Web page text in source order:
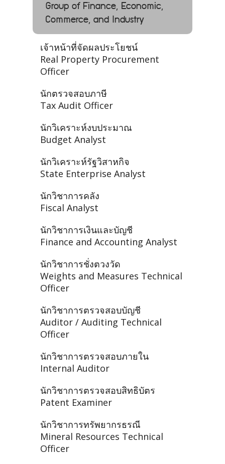
Group of Finance, Economic,
Commerce, and Industry
เจ้าหน้าที่จัดผลประโยชน์
Real Property Procurement
Officer
นักตรวจสอบภาษี
Tax Audit Officer
นักวิเคราะห์งบประมาณ
Budget Analyst
นักวิเคราะห์รัฐวิสาหกิจ
State Enterprise Analyst
นักวิชาการคลัง
Fiscal Analyst
นักวิชาการเงินและบัญชี
Finance and Accounting Analyst
นักวิชาการชั่งตวงวัด
Weights and Measures Technical
Officer
นักวิชาการตรวจสอบบัญชี
Auditor / Auditing Technical
Officer
นักวิชาการตรวจสอบภายใน
Internal Auditor
นักวิชาการตรวจสอบสิทธิบัตร
Patent Examiner
นักวิชาการทรัพยากรธรณี
Mineral Resources Technical
Officer